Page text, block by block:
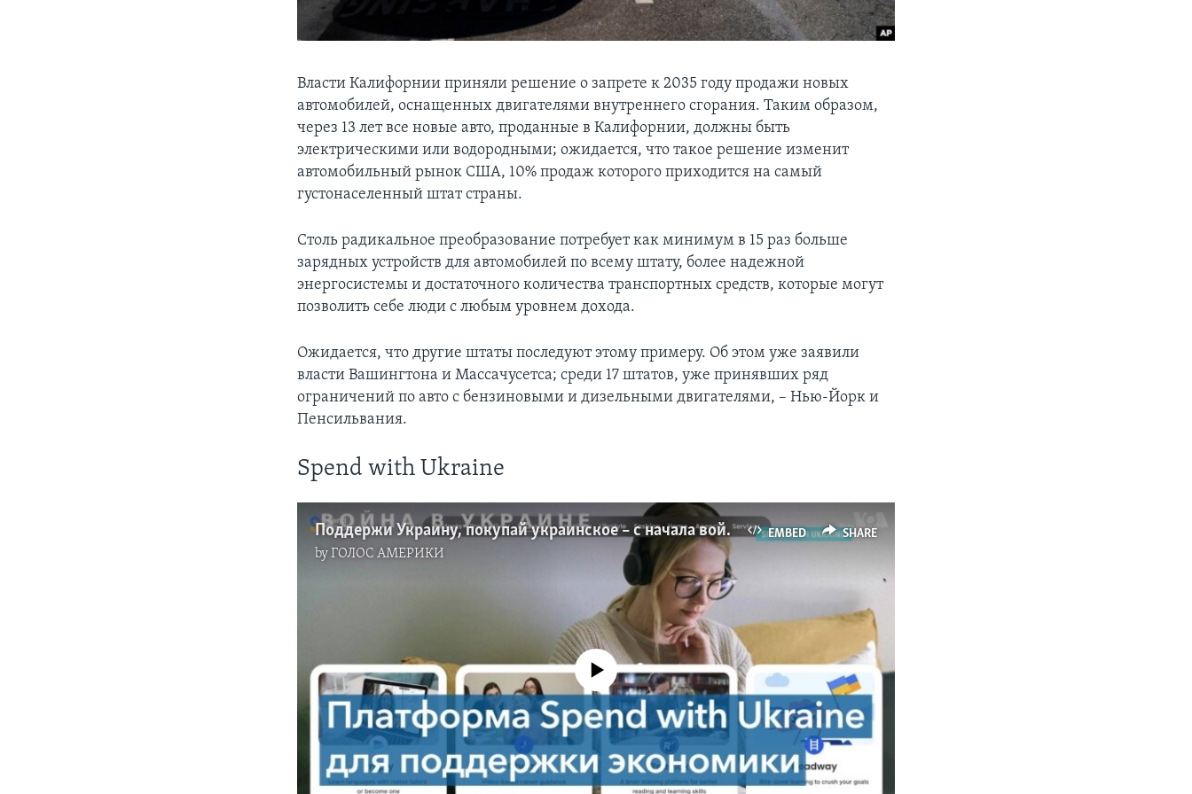
Власти Калифорнии приняли решение о запрете к 2035 году продажи новых
автомобилей, оснащенных двигателями внутреннего сгорания. Таким образом,
через 13 лет все новые авто, проданные в Калифорнии, должны быть
электрическими или водородными; ожидается, что такое решение изменит
автомобильный рынок США, 10% продаж которого приходится на самый
густонаселенный штат страны.
Столь радикальное преобразование потребует как минимум в 15 раз больше
зарядных устройств для автомобилей по всему штату, более надежной
энергосистемы и достаточного количества транспортных средств, которые могут
позволить себе люди с любым уровнем дохода.
Ожидается, что другие штаты последуют этому примеру. Об этом уже заявили
власти Вашингтона и Массачусетса; среди 17 штатов, уже принявших ряд
ограничений по авто с бензиновыми и дизельными двигателями, – Нью-Йорк и
Пенсильвания.
Spend with Ukraine
EMBED SHARE
Поддержи Украину, покупай украинское – с начала войны в стране работает платформа Spend with Ukraine
byГОЛОС АМЕРИКИ
No media source currently available